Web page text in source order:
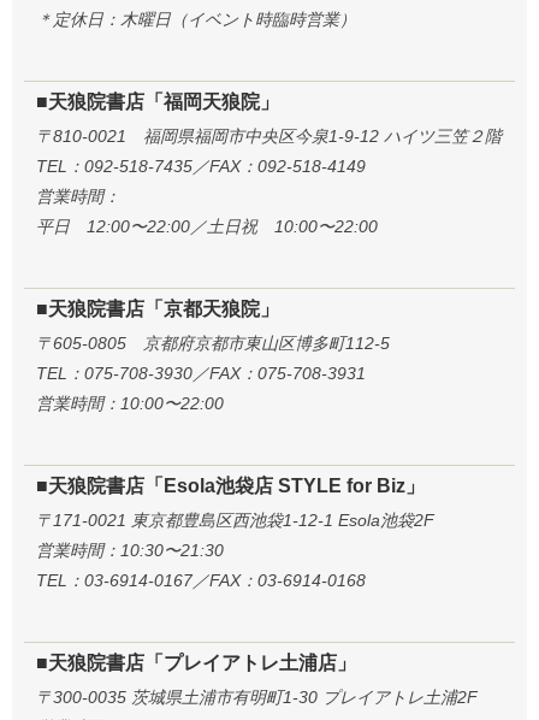
＊定休日：木曜日（イベント時臨時営業）
■天狼院書店「福岡天狼院」
〒810-0021 福岡県福岡市中央区今泉1-9-12 ハイツ三笠２階
TEL：092-518-7435／FAX：092-518-4149
営業時間：
平日 12:00〜22:00／土日祝 10:00〜22:00
■天狼院書店「京都天狼院」
〒605-0805 京都府京都市東山区博多町112-5
TEL：075-708-3930／FAX：075-708-3931
営業時間：10:00〜22:00
■天狼院書店「Esola池袋店 STYLE for Biz」
〒171-0021 東京都豊島区西池袋1-12-1 Esola池袋2F
営業時間：10:30〜21:30
TEL：03-6914-0167／FAX：03-6914-0168
■天狼院書店「プレイアトレ土浦店」
〒300-0035 茨城県土浦市有明町1-30 プレイアトレ土浦2F